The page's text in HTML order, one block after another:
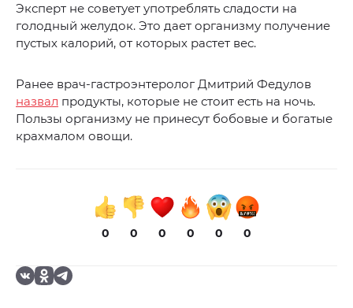
Эксперт не советует употреблять сладости на
голодный желудок. Это дает организму получение
пустых калорий, от которых растет вес.
Ранее врач-гастроэнтеролог Дмитрий Федулов
назвал продукты, которые не стоит есть на ночь.
Пользы организму не принесут бобовые и богатые
крахмалом овощи.
0 0 0 0 0 0